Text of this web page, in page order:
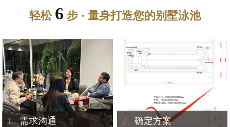
轻松 6 步 · 量身打造您的别墅泳池
1需求沟通 2 确定方案